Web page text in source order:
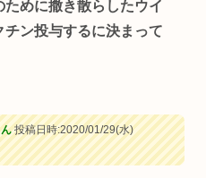
めに撒き散らしたウイ
チン投与するに決まって
投稿日時:2020/01/29(水)